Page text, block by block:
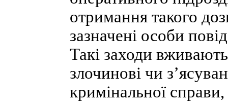
отримання такого
зазначені особи
Такі заходи
злочинові чи
кримінальної